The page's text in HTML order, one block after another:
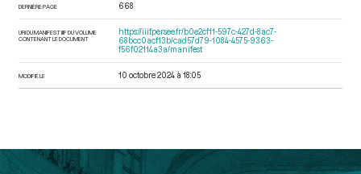
DERNIÈRE PAGE 668
URI DU MANIFEST IIIF DU VOLUME
CONTENANT LE DOCUMENT
https://iiif.persee.fr/b0e2cf11-597c-427d-8ac7-
68bcc0acf13b/cad57d79-1084-4575-9363-
f56f02114a3a/manifest
MODIFIÉ LE 10 octobre 2024 à 18:05